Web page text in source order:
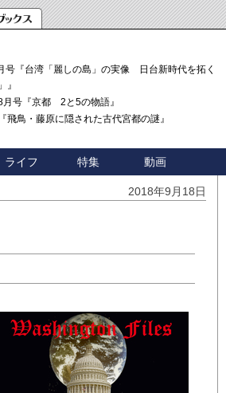
号『台湾「麗しの島」の実像 日台新時代を拓く「3
』
月号『京都 2と5の物語』
飛鳥・藤原に隠された古代宮都の謎』
ライフ 特集 動画
2018年9月18日